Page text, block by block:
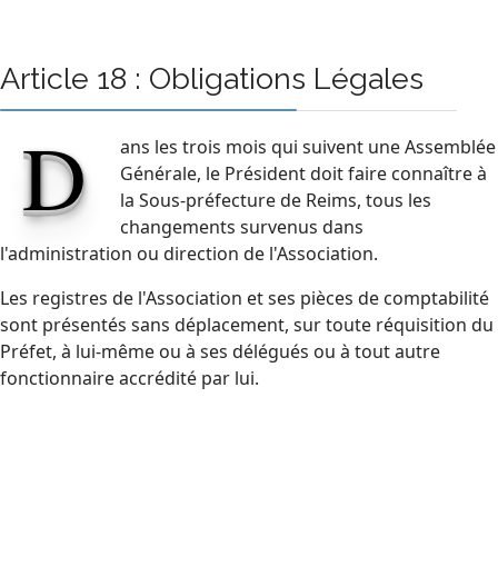
Article 18 : Obligations Légales
D
ans les trois mois qui suivent une Assemblée
Générale, le Président doit faire connaître à
la Sous-préfecture de Reims, tous les
changements survenus dans
l'administration ou direction de l'Association.
Les registres de l'Association et ses pièces de comptabilité
sont présentés sans déplacement, sur toute réquisition du
Préfet, à lui-même ou à ses délégués ou à tout autre
fonctionnaire accrédité par lui.